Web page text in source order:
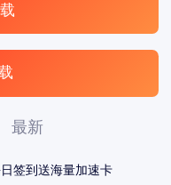
最新
签到送海量加速卡